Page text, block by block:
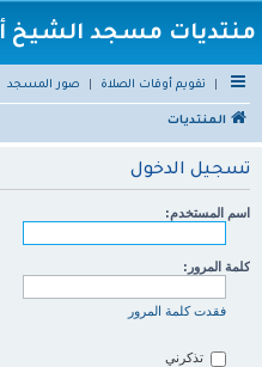
منتديات مسجد الشيخ
تقويم أوقات الصلاة صور المسجد
المنتديات
تسجيل الدخول
اسم المستخدم:
كلمة المرور:
فقدت كلمة المرور
تذكرني